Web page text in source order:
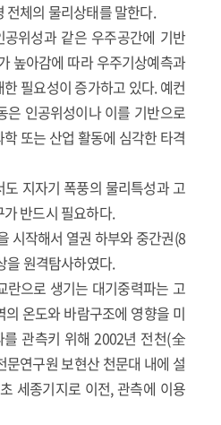
전체의 물리상태를 말한다.
위성과 같은 우주공간에 기반
높아감에 따라 우주기상예측과
필요성이 증가하고 있다. 예컨
은 인공위성이나 이를 기반으로
또는 산업 활동에 심각한 타격
지자기 폭풍의 물리특성과 고
반드시 필요하다.
시작해서 열권 하부와 중간권(8
을 원격탐사하였다.
란으로 생기는 대기중력파는 고
온도와 바람구조에 영향을 미
를 관측키 위해 2002년 전천(全
연구원 보현산 천문대 내에 설
세종기지로 이전, 관측에 이용